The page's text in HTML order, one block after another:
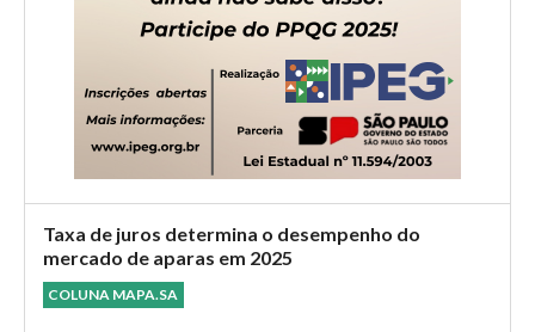
Taxa de juros determina o desempenho do
mercado de aparas em 2025
COLUNA MAPA.SA